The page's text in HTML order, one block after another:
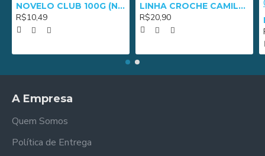
NOVELO CLUB 100G (NM 3/8) - 2652
R$10,49
LINHA CROCHE CAMILA 1000 - 01005
R$20,90
A Empresa
Quem Somos
Política de Entrega